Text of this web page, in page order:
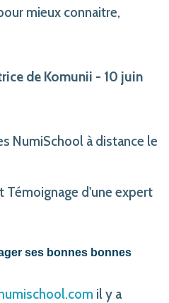
mieux connaitre,
de Komunii - 10 juin
NumiSchool à distance le
Témoignage d'une expert
ses bonnes bonnes
il y a